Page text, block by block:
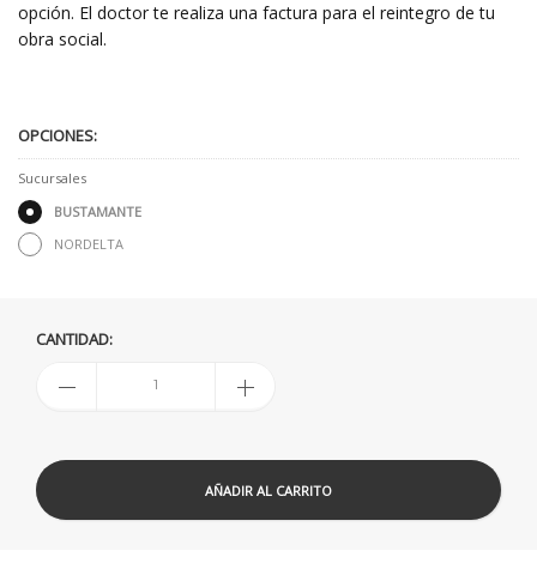
opción. El doctor te realiza una factura para el reintegro de tu
obra social.
OPCIONES:
Sucursales
BUSTAMANTE
NORDELTA
CANTIDAD:
AÑADIR AL CARRITO